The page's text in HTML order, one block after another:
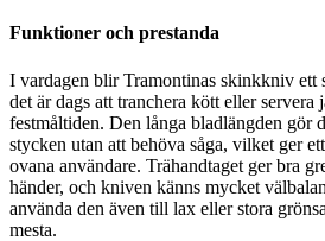
Funktioner och prestanda
I vardagen blir Tramontinas skinkkniv ett
det är dags att tranchera kött eller
festmåltiden. Den långa bladlängden gör
stycken utan att behöva såga, vilket ger
ovana användare. Trähandtaget ger bra
händer, och kniven känns mycket
använda den även till lax eller stora
mesta.